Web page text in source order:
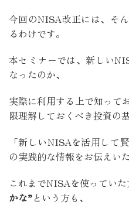
今回のNISA改正には、そ
るわけです。
本セミナーでは、新しい
なったのか、
実際に利用する上で知って
限理解しておくべき投資の
「新しいNISAを活用して
の実践的な情報をお伝えい
これまでNISAを使っていた
かな”という方も、